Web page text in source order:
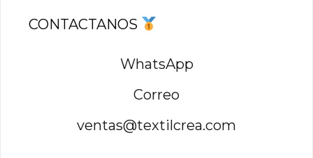
CONTACTANOS
WhatsApp
Correo
ventas@textilcrea.com